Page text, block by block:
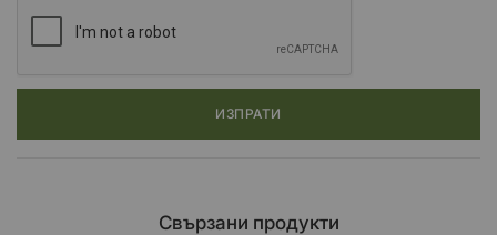
ИЗПРАТИ
Свързани продукти